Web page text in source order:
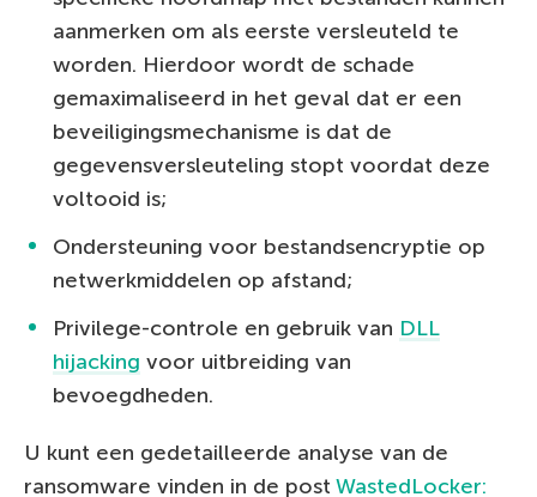
aanmerken om als eerste versleuteld te
worden. Hierdoor wordt de schade
gemaximaliseerd in het geval dat er een
beveiligingsmechanisme is dat de
gegevensversleuteling stopt voordat deze
voltooid is;
Ondersteuning voor bestandsencryptie op
netwerkmiddelen op afstand;
Privilege-controle en gebruik van DLL
hijacking voor uitbreiding van
bevoegdheden.
U kunt een gedetailleerde analyse van de
ransomware vinden in de post WastedLocker: